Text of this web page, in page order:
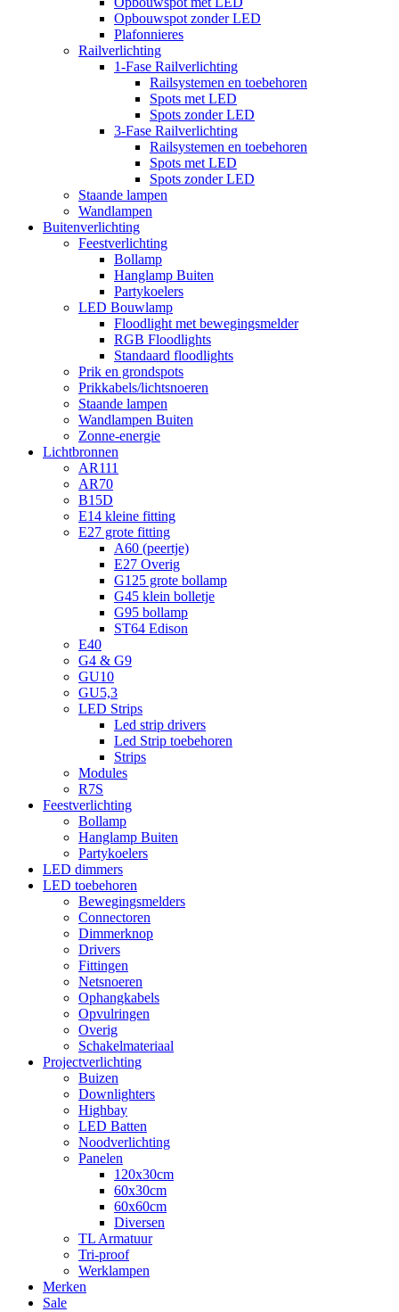
Opbouwspot zonder LED
Plafonnieres
Railverlichting
1-Fase Railverlichting
Railsystemen en toebehoren
Spots met LED
Spots zonder LED
3-Fase Railverlichting
Railsystemen en toebehoren
Spots met LED
Spots zonder LED
Staande lampen
Wandlampen
Buitenverlichting
Feestverlichting
Bollamp
Hanglamp Buiten
Partykoelers
LED Bouwlamp
Floodlight met bewegingsmelder
RGB Floodlights
Standaard floodlights
Prik en grondspots
Prikkabels/lichtsnoeren
Staande lampen
Wandlampen Buiten
Zonne-energie
Lichtbronnen
AR111
AR70
B15D
E14 kleine fitting
E27 grote fitting
A60 (peertje)
E27 Overig
G125 grote bollamp
G45 klein bolletje
G95 bollamp
ST64 Edison
E40
G4 & G9
GU10
GU5,3
LED Strips
Led strip drivers
Led Strip toebehoren
Strips
Modules
R7S
Feestverlichting
Bollamp
Hanglamp Buiten
Partykoelers
LED dimmers
LED toebehoren
Bewegingsmelders
Connectoren
Dimmerknop
Drivers
Fittingen
Netsnoeren
Ophangkabels
Opvulringen
Overig
Schakelmateriaal
Projectverlichting
Buizen
Downlighters
Highbay
LED Batten
Noodverlichting
Panelen
120x30cm
60x30cm
60x60cm
Diversen
TL Armatuur
Tri-proof
Werklampen
Merken
Sale